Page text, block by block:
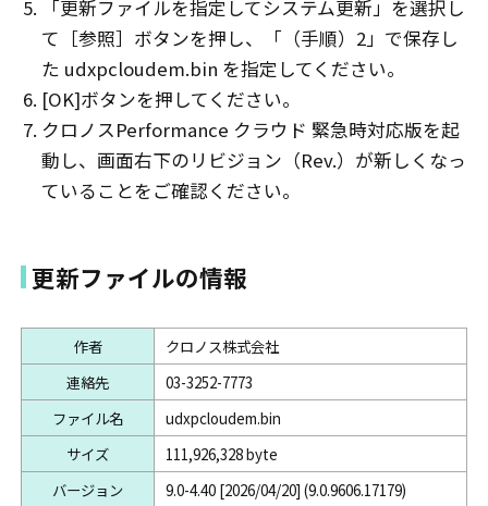
「更新ファイルを指定してシステム更新」を選択し
て［参照］ボタンを押し、「（手順）2」で保存し
た udxpcloudem.bin を指定してください。
[OK]ボタンを押してください。
クロノスPerformance クラウド 緊急時対応版を起
動し、画面右下のリビジョン（Rev.）が新しくなっ
ていることをご確認ください。
更新ファイルの情報
作者
クロノス株式会社
連絡先
03-3252-7773
ファイル名
udxpcloudem.bin
サイズ
111,926,328 byte
バージョン
9.0-4.40 [2026/04/20] (9.0.9606.17179)